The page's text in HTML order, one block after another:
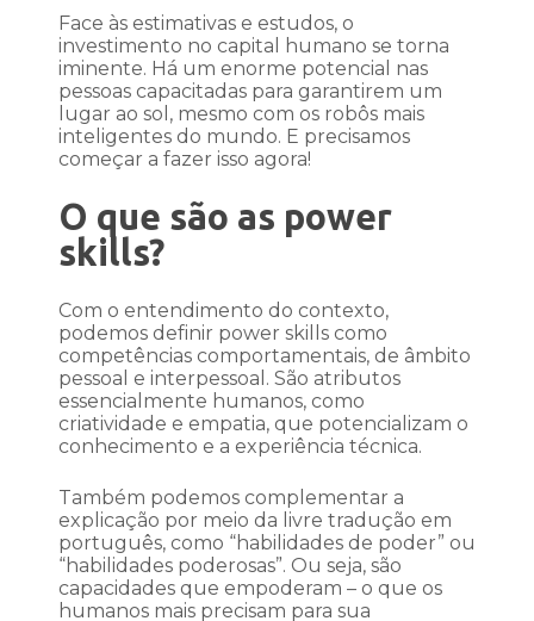
Face às estimativas e estudos, o
investimento no capital humano se torna
iminente. Há um enorme potencial nas
pessoas capacitadas para garantirem um
lugar ao sol, mesmo com os robôs mais
inteligentes do mundo. E precisamos
começar a fazer isso agora!
O que são as power
skills?
Com o entendimento do contexto,
podemos definir power skills como
competências comportamentais, de âmbito
pessoal e interpessoal. São atributos
essencialmente humanos, como
criatividade e empatia, que potencializam o
conhecimento e a experiência técnica.
Também podemos complementar a
explicação por meio da livre tradução em
português, como “habilidades de poder” ou
“habilidades poderosas”. Ou seja, são
capacidades que empoderam – o que os
humanos mais precisam para sua